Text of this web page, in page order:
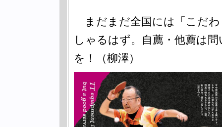
まだまだ全国には「こだ
しゃるはず。自薦・他薦は
を！（柳澤）